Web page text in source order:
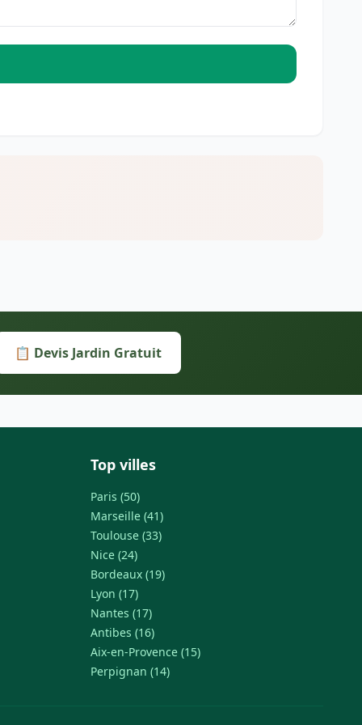
📋 Devis Jardin Gratuit
Top villes
Paris (50)
Marseille (41)
Toulouse (33)
Nice (24)
Bordeaux (19)
Lyon (17)
Nantes (17)
Antibes (16)
Aix-en-Provence (15)
Perpignan (14)